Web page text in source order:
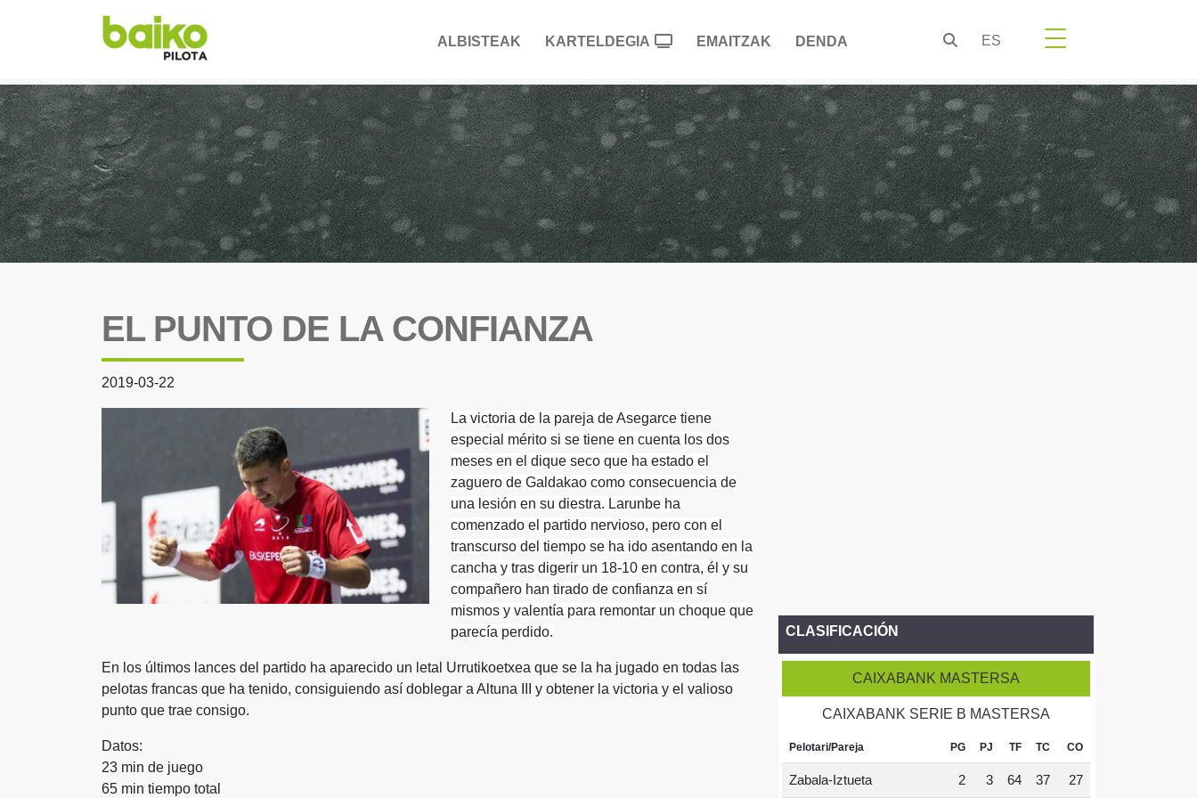
ALBISTEAK KARTELDEGIA EMAITZAK DENDA ES
EL PUNTO DE LA CONFIANZA
2019-03-22
La victoria de la pareja de Asegarce tiene
especial mérito si se tiene en cuenta los dos
meses en el dique seco que ha estado el
zaguero de Galdakao como consecuencia de
una lesión en su diestra. Larunbe ha
comenzado el partido nervioso, pero con el
transcurso del tiempo se ha ido asentando en la
cancha y tras digerir un 18-10 en contra, él y su
compañero han tirado de confianza en sí
mismos y valentía para remontar un choque que
parecía perdido.
En los últimos lances del partido ha aparecido un letal Urrutikoetxea que se la ha jugado en todas las
pelotas francas que ha tenido, consiguiendo así doblegar a Altuna III y obtener la victoria y el valioso
punto que trae consigo.
Datos:
23 min de juego
65 min tiempo total
CLASIFICACIÓN
CAIXABANK MASTERSA
CAIXABANK SERIE B MASTERSA
Pelotari/Pareja PG PJ TF TC CO
Zabala-Iztueta 2 3 64 37 27